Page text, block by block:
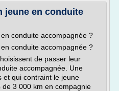
jeune en conduite
conduite accompagnée ?
conduite accompagnée ?
de passer leur
accompagnée. Une
et qui contraint le jeune
3 000 km en compagnie